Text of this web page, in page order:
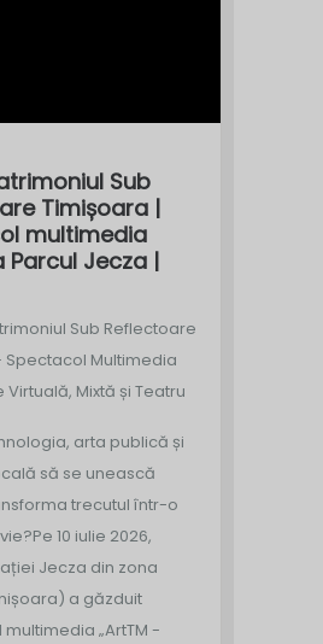
Sub
Timișoara |
multimedia
Parcul Jecza |
Sub Reflectoare
Spectacol Multimedia
Virtuală, Mixtă și Teatru
arta publică și
să se unească
trecutul într-o
Pe 10 iulie 2026,
Jecza din zona
a găzduit
„ArtTM -